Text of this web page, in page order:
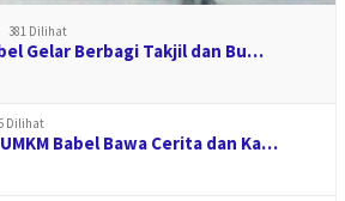
381 Dilihat
Gelar Berbagi Takjil dan Bu…
Dilihat
UMKM Babel Bawa Cerita dan Ka…